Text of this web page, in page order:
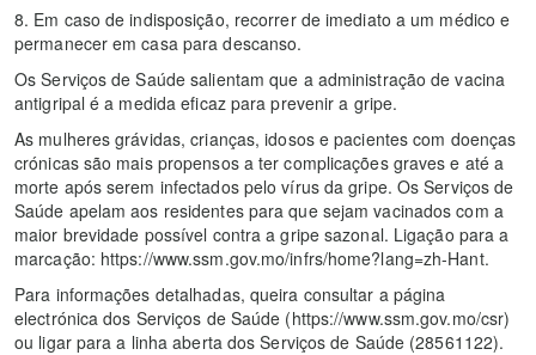
8. Em caso de indisposição, recorrer de imediato a um médico e
permanecer em casa para descanso.
Os Serviços de Saúde salientam que a administração de vacina
antigripal é a medida eficaz para prevenir a gripe.
As mulheres grávidas, crianças, idosos e pacientes com doenças
crónicas são mais propensos a ter complicações graves e até a
morte após serem infectados pelo vírus da gripe. Os Serviços de
Saúde apelam aos residentes para que sejam vacinados com a
maior brevidade possível contra a gripe sazonal. Ligação para a
marcação: https://www.ssm.gov.mo/infrs/home?lang=zh-Hant.
Para informações detalhadas, queira consultar a página
electrónica dos Serviços de Saúde (https://www.ssm.gov.mo/csr)
ou ligar para a linha aberta dos Serviços de Saúde (28561122).